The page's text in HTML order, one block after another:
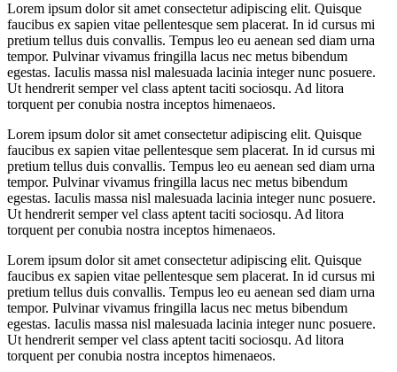
Lorem ipsum dolor sit amet consectetur adipiscing elit. Quisque
faucibus ex sapien vitae pellentesque sem placerat. In id cursus mi
pretium tellus duis convallis. Tempus leo eu aenean sed diam urna
tempor. Pulvinar vivamus fringilla lacus nec metus bibendum
egestas. Iaculis massa nisl malesuada lacinia integer nunc posuere.
Ut hendrerit semper vel class aptent taciti sociosqu. Ad litora
torquent per conubia nostra inceptos himenaeos.
Lorem ipsum dolor sit amet consectetur adipiscing elit. Quisque
faucibus ex sapien vitae pellentesque sem placerat. In id cursus mi
pretium tellus duis convallis. Tempus leo eu aenean sed diam urna
tempor. Pulvinar vivamus fringilla lacus nec metus bibendum
egestas. Iaculis massa nisl malesuada lacinia integer nunc posuere.
Ut hendrerit semper vel class aptent taciti sociosqu. Ad litora
torquent per conubia nostra inceptos himenaeos.
Lorem ipsum dolor sit amet consectetur adipiscing elit. Quisque
faucibus ex sapien vitae pellentesque sem placerat. In id cursus mi
pretium tellus duis convallis. Tempus leo eu aenean sed diam urna
tempor. Pulvinar vivamus fringilla lacus nec metus bibendum
egestas. Iaculis massa nisl malesuada lacinia integer nunc posuere.
Ut hendrerit semper vel class aptent taciti sociosqu. Ad litora
torquent per conubia nostra inceptos himenaeos.